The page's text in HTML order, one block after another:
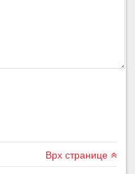
Врх странице